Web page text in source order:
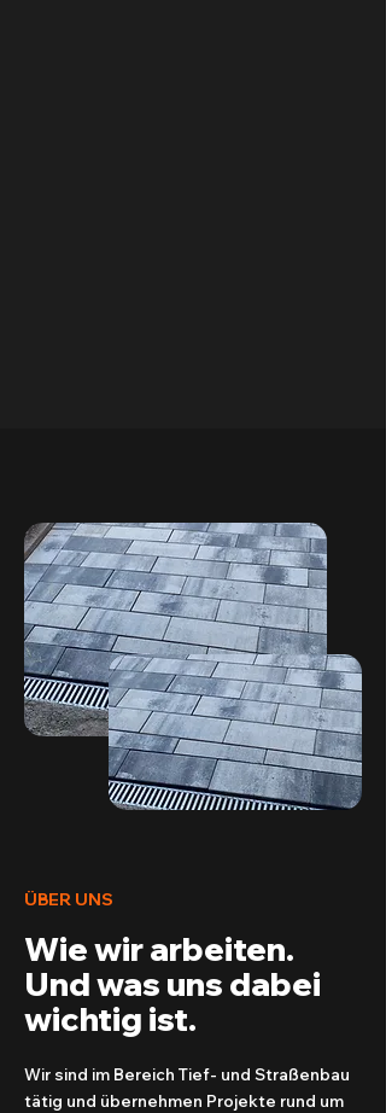
ÜBER UNS
Wie wir arbeiten.
Und was uns dabei
wichtig ist.
Wir sind im Bereich Tief- und Straßenbau
tätig und übernehmen Projekte rund um